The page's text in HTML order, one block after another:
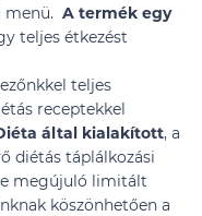
menü. A termék egy
teljes étkezést
teljes
receptekkel
által kialakított, a
diétás táplálkozási
megújuló limitált
köszönhetően a